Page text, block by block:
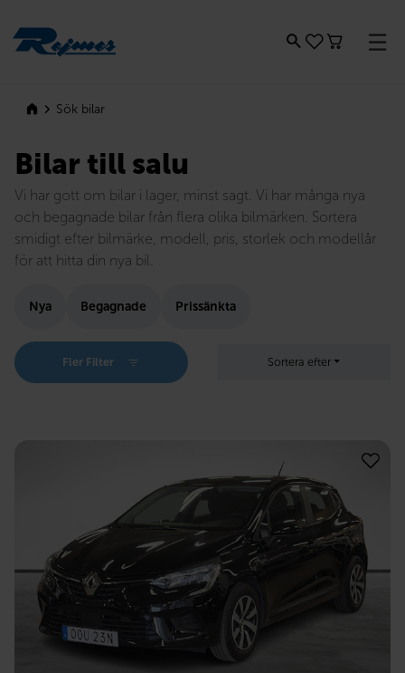
Sök bilar
Bilar till salu
Vi har gott om bilar i lager, minst sagt. Vi har många nya
och begagnade bilar från flera olika bilmärken. Sortera
smidigt efter bilmärke, modell, pris, storlek och modellår
för att hitta din nya bil.
Nya Begagnade Prissänkta
Fler Filter Sortera efter